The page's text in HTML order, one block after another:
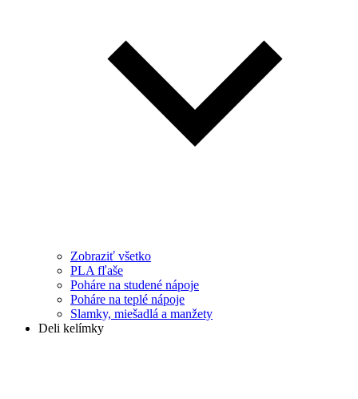
Zobraziť všetko
PLA fľaše
Poháre na studené nápoje
Poháre na teplé nápoje
Slamky, miešadlá a manžety
Deli kelímky